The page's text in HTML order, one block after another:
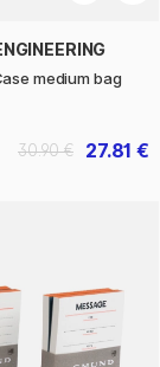
medium bag
27.81 €
30.90 €